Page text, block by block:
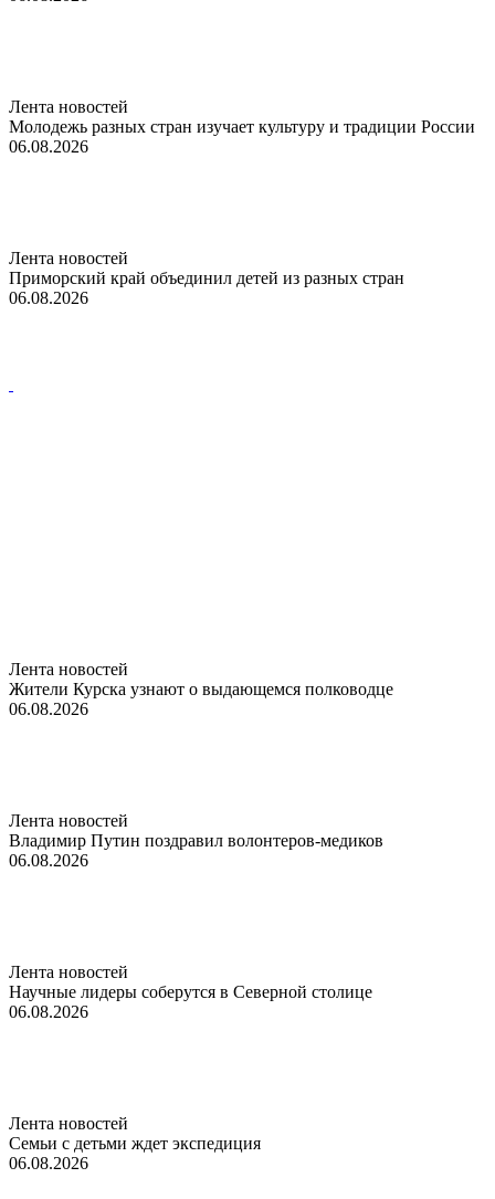
Лента новостей
Молодежь разных стран изучает культуру и традиции России
06.08.2026
Лента новостей
Приморский край объединил детей из разных стран
06.08.2026
Лента новостей
Жители Курска узнают о выдающемся полководце
06.08.2026
Лента новостей
Владимир Путин поздравил волонтеров-медиков
06.08.2026
Лента новостей
Научные лидеры соберутся в Северной столице
06.08.2026
Лента новостей
Семьи с детьми ждет экспедиция
06.08.2026